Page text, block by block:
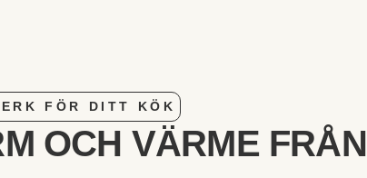
FÖR DITT KÖK
OCH VÄRME FRÅN